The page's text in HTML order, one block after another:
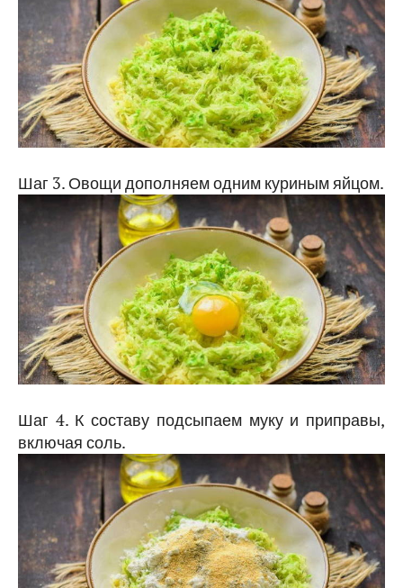
Шаг 3. Овощи дополняем одним куриным яйцом.
Шаг 4. К составу подсыпаем муку и приправы,
включая соль.